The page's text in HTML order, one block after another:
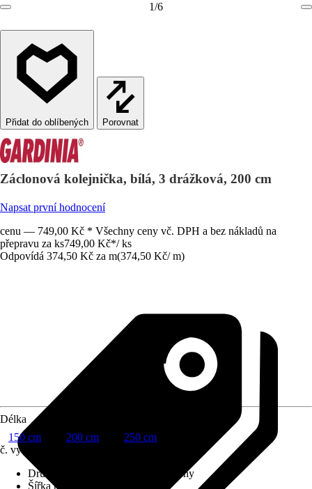
1/6
Porovnat
Záclonová kolejnička, bílá, 3 drážková, 200 cm
Napsat první hodnocení
cenu — 749,00 Kč * Všechny ceny vč. DPH a bez nákladů na
přepravu za ks749,00 Kč*/ ks
Odpovídá 374,50 Kč za m(374,50 Kč/ m)
Délka
150 cm
200 cm
250 cm
č. výrobku
Druh výrobku
Kolejnička na záclony
Šířka pojezdové drážky